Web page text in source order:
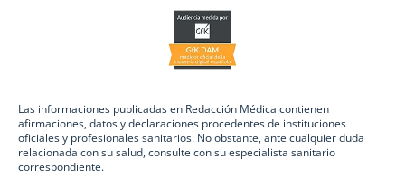
Las informaciones publicadas en Redacción Médica contienen
afirmaciones, datos y declaraciones procedentes de instituciones
oficiales y profesionales sanitarios. No obstante, ante cualquier duda
relacionada con su salud, consulte con su especialista sanitario
correspondiente.